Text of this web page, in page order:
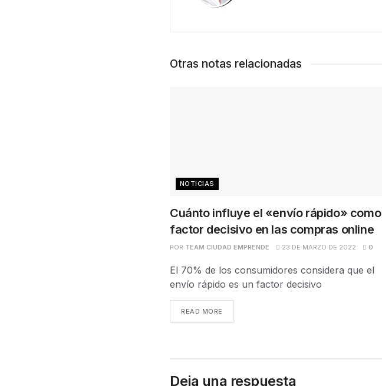
Otras notas relacionadas
NOTICIAS
Cuánto influye el «envío rápido» como
factor decisivo en las compras online
POR TEAM CIUDAD EMPRENDE 23 DE MARZO DE 2022 0
El 70% de los consumidores considera que el
envío rápido es un factor decisivo
READ MORE
Deja una respuesta